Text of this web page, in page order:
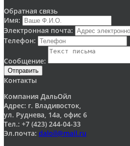
Обратная связь
Имя:
Электронная почта:
Телефон:
Сообщение:
Отправить
Контакты
Компания ДальОйл
Адрес: г. Владивосток,
ул. Руднева, 14а, офис 6
Тел.: +7 (423) 244-04-33
Эл.почта: daloil@mail.ru